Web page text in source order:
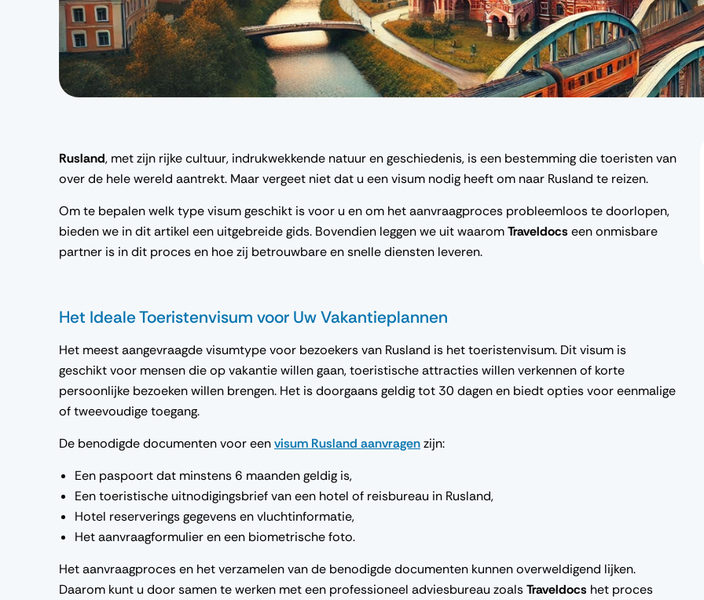
Rusland, met zijn rijke cultuur, indrukwekkende natuur en geschiedenis, is een bestemming die toeristen van
over de hele wereld aantrekt. Maar vergeet niet dat u een visum nodig heeft om naar Rusland te reizen.
Om te bepalen welk type visum geschikt is voor u en om het aanvraagproces probleemloos te doorlopen,
bieden we in dit artikel een uitgebreide gids. Bovendien leggen we uit waaromTraveldocs een onmisbare
partner is in dit proces en hoe zij betrouwbare en snelle diensten leveren.
Het Ideale Toeristenvisum voor Uw Vakantieplannen
Het meest aangevraagde visumtype voor bezoekers van Rusland is het toeristenvisum. Dit visum is
geschikt voor mensen die op vakantie willen gaan, toeristische attracties willen verkennen of korte
persoonlijke bezoeken willen brengen. Het is doorgaans geldig tot 30 dagen en biedt opties voor eenmalige
of tweevoudige toegang.
De benodigde documenten voor eenvisum Rusland aanvragenzijn:
Een paspoort dat minstens 6 maanden geldig is,
Een toeristische uitnodigingsbrief van een hotel of reisbureau in Rusland,
Hotel reserverings gegevens en vluchtinformatie,
Het aanvraagformulier en een biometrische foto.
Het aanvraagproces en het verzamelen van de benodigde documenten kunnen overweldigend lijken.
Daarom kunt u door samen te werken met een professioneel adviesbureau zoalsTraveldocs het proces